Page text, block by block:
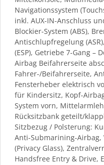
Navigationssystem
inkl. AUX-IN-Anschluss
Blockier-System (ABS),
Antischlupfregelung
(ESP), Getriebe 7-Gang –
Airbag Beifahrerseite
Fahrer-/Beifahrerseite,
Fensterheber elektrisch
für Kindersitz, Kopf-
System vorn,
Rücksitzbank geteilt/
Sitzbezug / Polsterung:
Anti-Submarining-
(Privacy Glass),
Handsfree Entry & Drive,